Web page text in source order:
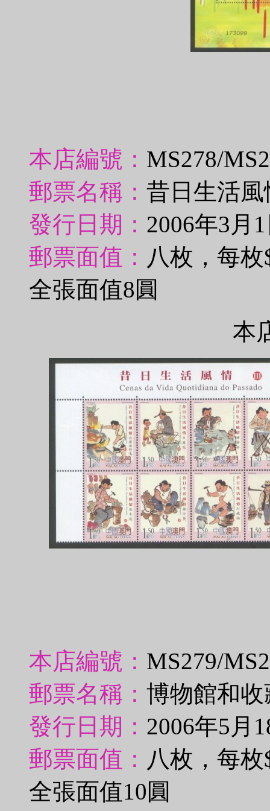
本店編號： MS278/
郵票名稱： 昔日生活
發行日期： 2006年3月
郵票面值： 八枚，每
全張面值8圓
本
本店編號： MS279/
郵票名稱： 博物館和
發行日期： 2006年5月
郵票面值： 八枚，每
全張面值10圓